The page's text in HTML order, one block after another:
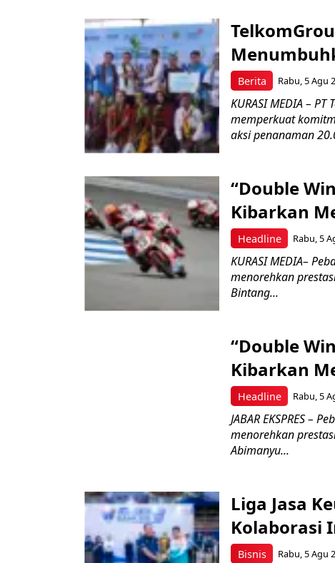
Berita Rabu, 5 Agu
KURASI MEDIA –
memperkuat
aksi penanaman
Headline
“Double
Kibarkan
Rabu, 5
KURASI MEDIA–
menorehkan
Bintang...
Headline
“Double
Kibarkan
Rabu, 5
JABAR EKSPRES –
menorehkan
Abimanyu...
Bisnis
Liga Jasa
Kolaborasi
Rabu, 5 Agu